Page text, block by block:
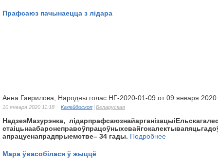
Прафсаюз пачынаецца з лідара
Анна Гаврилова, Народны голас НГ-2020-01-09 от 09 января 2020
10 января 2020 11:18 Калейдоскоп Беларуская
НадзеяМазурэнка, лідарпрафсаюзнайарганізацыіЕльскага
стаіцьнаабаронеправоўпрацоўныхсвайгокалектывапяць
апрацуенапрадпрыемстве– 34 гады. Подробнее
Мара ўвасобілася ў жыццё